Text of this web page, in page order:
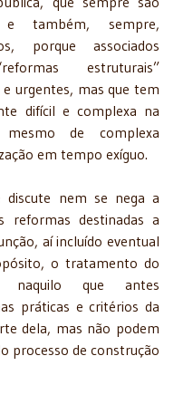
e também, sempre,
porque associados
estruturais”
urgentes, mas que tem
difícil e complexa na
de complexa
em tempo exíguo.
nem se nega a
reformas destinadas a
aí incluído eventual
o tratamento do
naquilo que antes
práticas e critérios da
dela, mas não podem
processo de construção